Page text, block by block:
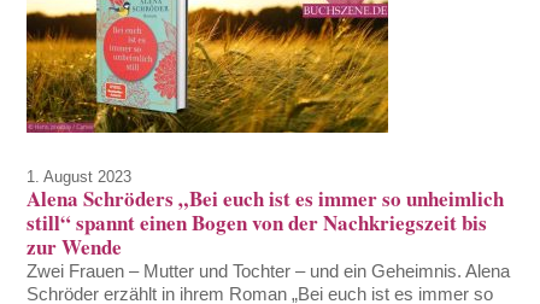
1. August 2023
Alena Schröders „Bei euch ist es immer so unheimlich
still“ spannt einen Bogen von der Nachkriegszeit bis
zur Wende
Zwei Frauen – Mutter und Tochter – und ein Geheimnis. Alena
Schröder erzählt in ihrem Roman „Bei euch ist es immer so